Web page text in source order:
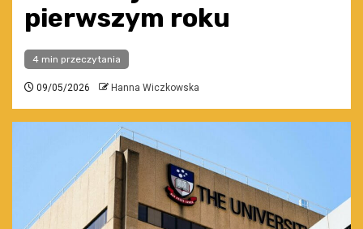
pierwszym roku
4 min przeczytania
09/05/2026 Hanna Wiczkowska